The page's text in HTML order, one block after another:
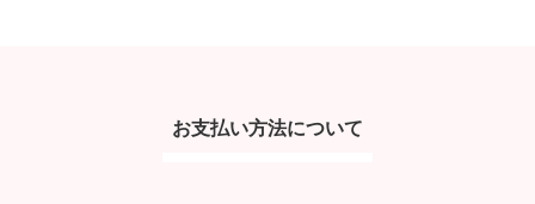
お支払い方法について